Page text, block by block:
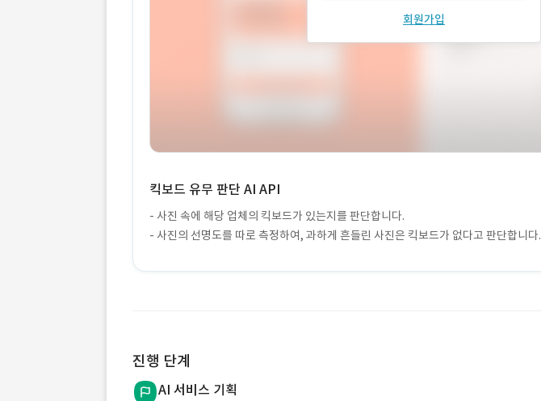
회원가입
킥보드 유무 판단 AI API
- 사진 속에 해당 업체의 킥보드가 있는지를 판단합니다.
- 사진의 선명도를 따로 측정하여, 과하게 흔들린 사진은 킥보드가 없다고 판단합니다.
진행 단계
AI 서비스 기획